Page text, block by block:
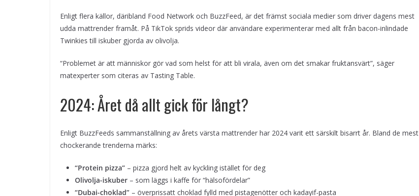
Enligt flera källor, däribland Food Network och BuzzFeed, är det främst sociala medier som driver dagens mest
udda mattrender framåt. På TikTok sprids videor där användare experimenterar med allt från bacon-inlindade
Twinkies till iskuber gjorda av olivolja.
“Problemet är att människor gör vad som helst för att bli virala, även om det smakar fruktansvärt”, säger
matexperter som citeras av Tasting Table.
2024: Året då allt gick för långt?
Enligt BuzzFeeds sammanställning av årets värsta mattrender har 2024 varit ett särskilt bisarrt år. Bland de mest
chockerande trenderna märks:
“Protein pizza” – pizza gjord helt av kyckling istället för deg
Olivolja-iskuber – som läggs i kaffe för “hälsofördelar”
“Dubai-choklad” – överprissatt choklad fylld med pistagenötter och kadayif-pasta